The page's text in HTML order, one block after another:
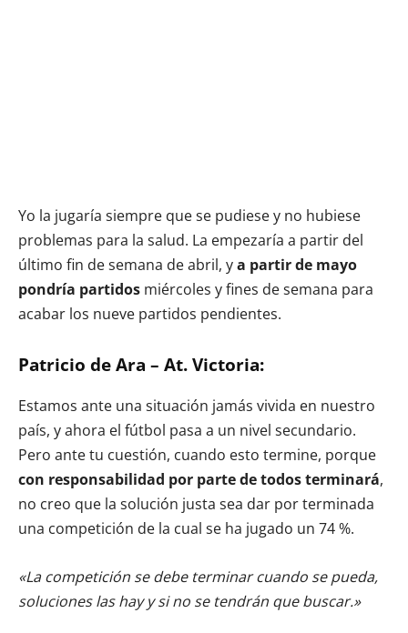
Yo la jugaría siempre que se pudiese y no hubiese
problemas para la salud. La empezaría a partir del
último fin de semana de abril, ya partir de mayo
pondría partidos miércoles y fines de semana para
acabar los nueve partidos pendientes.
Patricio de Ara – At. Victoria:
Estamos ante una situación jamás vivida en nuestro
país, y ahora el fútbol pasa a un nivel secundario.
Pero ante tu cuestión, cuando esto termine, porque
con responsabilidad por parte de todos terminará,
no creo que la solución justa sea dar por terminada
una competición de la cual se ha jugado un 74 %.
«La competición se debe terminar cuando se pueda,
soluciones las hay y si no se tendrán que buscar.»